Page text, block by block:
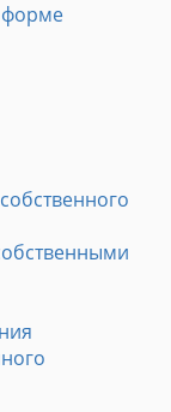
форме